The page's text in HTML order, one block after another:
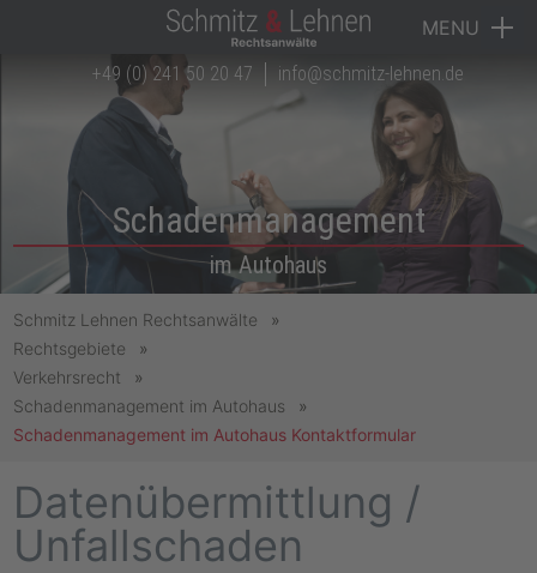
+49 (0) 241 50 20 47 info@schmitz-lehnen.de
MENU
Navigation überspringen
Startseite
Kanzlei
Rechtsgebiete
Anwälte
Downloads
Karriere
Kontakt
Schadenmanagement
im Autohaus
Schmitz Lehnen Rechtsanwälte
Rechtsgebiete
Verkehrsrecht
Schadenmanagement im Autohaus
Schadenmanagement im Autohaus Kontaktformular
Datenübermittlung /
Unfallschaden